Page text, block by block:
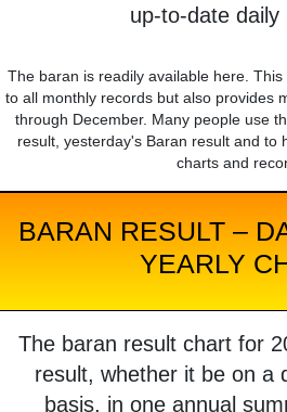
up-to-date daily
The baran is readily available here.
to all monthly records but also provides
through December. Many people use
result, yesterday's Baran result and to
charts and
BARAN RESULT –
YEARLY
The baran result chart for
result, whether it be on a
basis, in one annual